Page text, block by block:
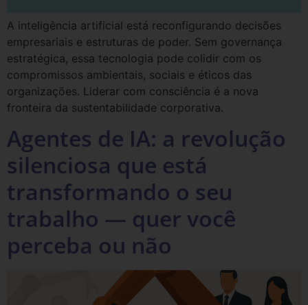
A inteligência artificial está reconfigurando decisões
empresariais e estruturas de poder. Sem governança
estratégica, essa tecnologia pode colidir com os
compromissos ambientais, sociais e éticos das
organizações. Liderar com consciência é a nova
fronteira da sustentabilidade corporativa.
Agentes de IA: a revolução
silenciosa que está
transformando o seu
trabalho — quer você
perceba ou não